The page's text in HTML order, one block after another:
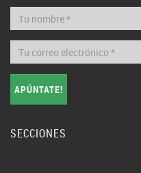
APÚNTATE!
SECCIONES